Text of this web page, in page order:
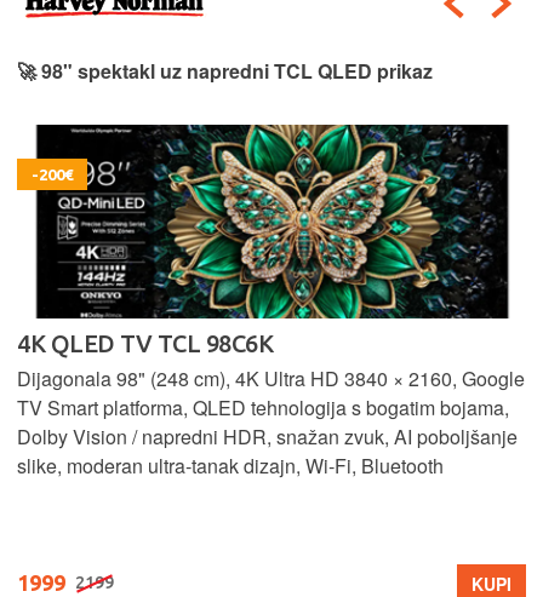
🚀 98" spektakl uz napredni TCL QLED prikaz
-200€
4K QLED TV TCL 98C6K
Dijagonala 98" (248 cm), 4K Ultra HD 3840 × 2160, Google
TV Smart platforma, QLED tehnologija s bogatim bojama,
Dolby Vision / napredni HDR, snažan zvuk, AI poboljšanje
slike, moderan ultra‑tanak dizajn, Wi‑Fi, Bluetooth
1999 2199 KUPI